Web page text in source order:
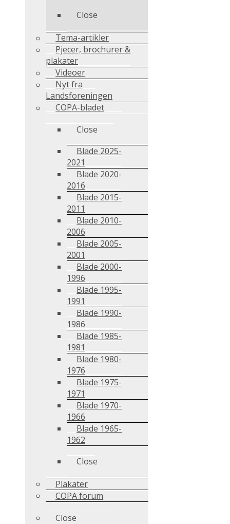
Close
Tema-artikler
Pjecer, brochurer &
plakater
Videoer
Nyt fra
Landsforeningen
COPA-bladet
Close
Blade 2025-
2021
Blade 2020-
2016
Blade 2015-
2011
Blade 2010-
2006
Blade 2005-
2001
Blade 2000-
1996
Blade 1995-
1991
Blade 1990-
1986
Blade 1985-
1981
Blade 1980-
1976
Blade 1975-
1971
Blade 1970-
1966
Blade 1965-
1962
Close
Plakater
COPA forum
Close